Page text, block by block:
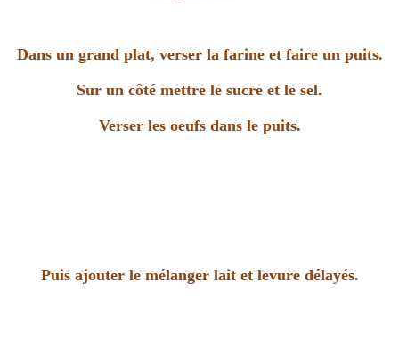
Dans un grand plat, verser la farine et faire un puits.
Sur un côté mettre le sucre et le sel.
Verser les oeufs dans le puits.
Puis ajouter le mélanger lait et levure délayés.